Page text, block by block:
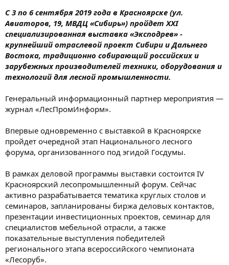
С 3 по 6 сентября 2019 года в Красноярске (ул.
Авиаторов, 19, МВДЦ «Сибирь») пройдет XXI
специализированная выставка «Эксподрев» -
крупнейший отраслевой проект Сибири и Дальнего
Востока, традиционно собирающий российских и
зарубежных производителей техники, оборудования и
технологий для лесной промышленности.
Генеральный информационный партнер мероприятия —
журнал «ЛесПромИнформ».
Впервые одновременно с выставкой в Красноярске
пройдет очередной этап Национального лесного
форума, организованного под эгидой Госдумы.
В рамках деловой программы выставки состоится IV
Красноярский лесопромышленный форум. Сейчас
активно разрабатывается тематика круглых столов и
семинаров, запланированы биржа деловых контактов,
презентации инвестиционных проектов, семинар для
специалистов мебельной отрасли, а также
показательные выступления победителей
регионального этапа всероссийского чемпионата
«Лесоруб».